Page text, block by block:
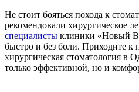
Не стоит бояться похода к
рекомендовали хирургическое
специалисты клиники «Новый
быстро и без боли. Приходите к
хирургическая стоматология в
только эффективной, но и